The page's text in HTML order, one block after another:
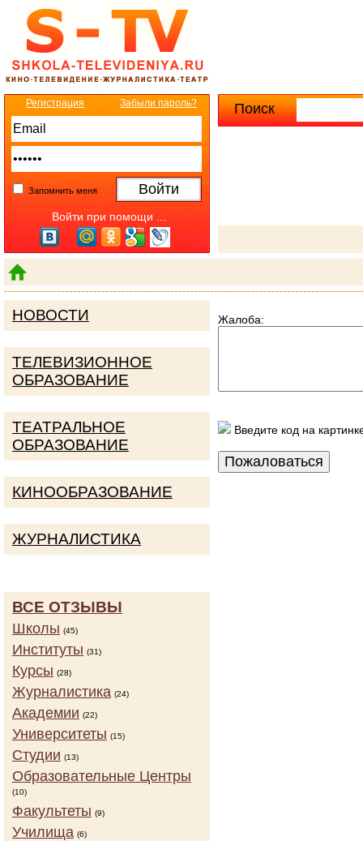
Поиск
Регистрация Забыли пароль?
Запомнить меня
Войти при помощи ...
Жалоба:
Введите код на
НОВОСТИ
ТЕЛЕВИЗИОННОЕ
ОБРАЗОВАНИЕ
ТЕАТРАЛЬНОЕ
ОБРАЗОВАНИЕ
КИНООБРАЗОВАНИЕ
ЖУРНАЛИСТИКА
ВСЕ ОТЗЫВЫ
Школы (45)
Институты (31)
Курсы (28)
Журналистика (24)
Академии (22)
Университеты (15)
Студии (13)
Образовательные Центры
(10)
Факультеты (9)
Училища (6)